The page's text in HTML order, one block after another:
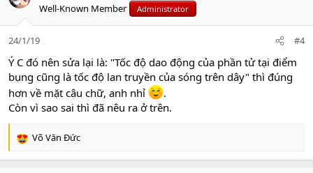
o
n
:
Well-Known Member Administrator
24/1/19 #4
Ý C đó nên sửa lại là: "Tốc độ dao động của phần tử tại điểm
bụng cũng là tốc độ lan truyền của sóng trên dây" thì đúng
hơn về mặt câu chữ, anh nhỉ
.
Còn vì sao sai thì đã nêu ra ở trên.
R
Võ Văn Đức